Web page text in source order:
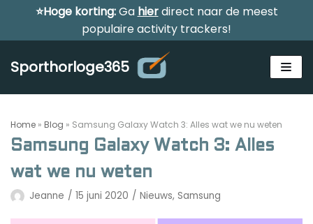
Meteen
inhoud
⭐Hoge korting:Ga hierdirect naar de meest
populaire activity trackers!
Sporthorloge365
Alle sporthorloges
Activity tracker
Home » Blog » Samsung Galaxy Watch 3: Alles wat we nu weten
Samsung Galaxy Watch 3: Alles
wat we nu weten
Jeanne 15 juni 2020 Nieuws, Samsung